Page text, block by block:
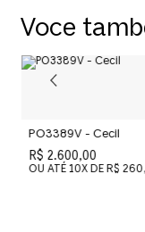
Voce
PO3389V - Cecil
R$ 2.600,00
OU ATÉ 10X DE R$